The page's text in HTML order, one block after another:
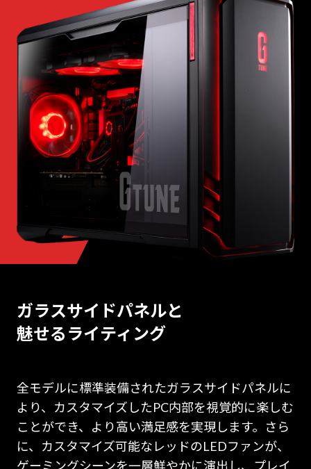
ガラスサイドパネルと
魅せるライティング
全モデルに標準装備されたガラスサイドパネルに
より、カスタマイズしたPC内部を視覚的に楽しむ
ことができ、より高い満足感を実現します。さら
に、カスタマイズ可能なレッドのLEDファンが、
ゲーミングシーンを一層鮮やかに演出し、プレイ